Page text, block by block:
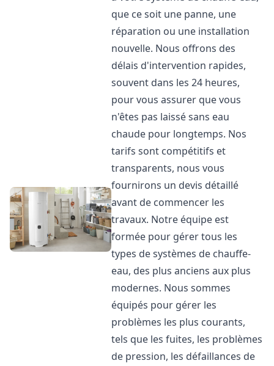
que ce soit une panne, une
réparation ou une installation
nouvelle. Nous offrons des
délais d'intervention rapides,
souvent dans les 24 heures,
pour vous assurer que vous
n'êtes pas laissé sans eau
chaude pour longtemps. Nos
tarifs sont compétitifs et
transparents, nous vous
fournirons un devis détaillé
avant de commencer les
travaux. Notre équipe est
formée pour gérer tous les
types de systèmes de chauffe-
eau, des plus anciens aux plus
modernes. Nous sommes
équipés pour gérer les
problèmes les plus courants,
tels que les fuites, les problèmes
de pression, les défaillances de